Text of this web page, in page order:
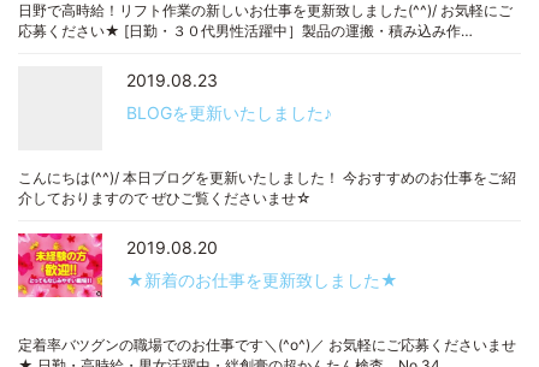
日野で高時給！リフト作業の新しいお仕事を更新致しました(^^)/ お気軽にご
応募ください★ [日勤・３０代男性活躍中］製品の運搬・積み込み作…
2019.08.23
BLOGを更新いたしました♪
こんにちは(^^)/ 本日ブログを更新いたしました！ 今おすすめのお仕事をご紹
介しておりますので ぜひご覧くださいませ☆
2019.08.20
★新着のお仕事を更新致しました★
定着率バツグンの職場でのお仕事です＼(^o^)／ お気軽にご応募くださいませ